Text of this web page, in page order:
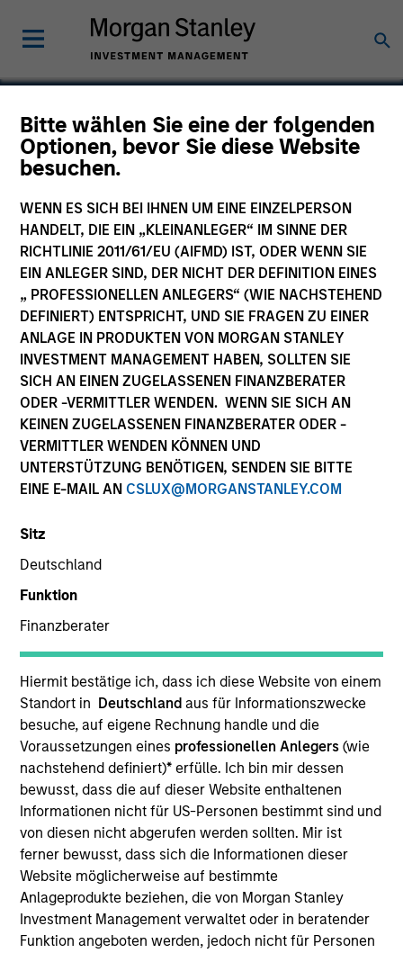
Bitte wählen Sie eine der folgenden
Optionen, bevor Sie diese Website
besuchen.
WENN ES SICH BEI IHNEN UM EINE EINZELPERSON
HANDELT, DIE EIN „KLEINANLEGER“ IM SINNE DER
RICHTLINIE 2011/61/EU (AIFMD) IST, ODER WENN SIE
EIN ANLEGER SIND, DER NICHT DER DEFINITION EINES
„ PROFESSIONELLEN ANLEGERS“ (WIE NACHSTEHEND
DEFINIERT) ENTSPRICHT, UND SIE FRAGEN ZU EINER
ANLAGE IN PRODUKTEN VON MORGAN STANLEY
INVESTMENT MANAGEMENT HABEN, SOLLTEN SIE
SICH AN EINEN ZUGELASSENEN FINANZBERATER
ODER -VERMITTLER WENDEN. WENN SIE SICH AN
KEINEN ZUGELASSENEN FINANZBERATER ODER -
VERMITTLER WENDEN KÖNNEN UND
UNTERSTÜTZUNG BENÖTIGEN, SENDEN SIE BITTE
EINE E-MAIL AN CSLUX@MORGANSTANLEY.COM
Sitz
Deutschland
Funktion
Finanzberater
Hiermit bestätige ich, dass ich diese Website von einem
Standort in Deutschland aus für Informationszwecke
besuche, auf eigene Rechnung handle und die
Voraussetzungen eines professionellen Anlegers(wie
nachstehend definiert)* erfülle. Ich bin mir dessen
bewusst, dass die auf dieser Website enthaltenen
Informationen nicht für US-Personen bestimmt sind und
von diesen nicht abgerufen werden sollten. Mir ist
ferner bewusst, dass sich die Informationen dieser
Website möglicherweise auf bestimmte
Anlageprodukte beziehen, die von Morgan Stanley
Investment Management verwaltet oder in beratender
Funktion angeboten werden, jedoch nicht für Personen
Coinage International
Education
COUNTRY
China
Invested on
Sep 2016
Transaction Type
Control
Founded in 2004 and headquartered in Beijing, Coinage is
one of the leading financial education companies in China,
with a dominant position in the financial planning
certification market.
Investment Team
Morgan Stanley Private Equity Asia